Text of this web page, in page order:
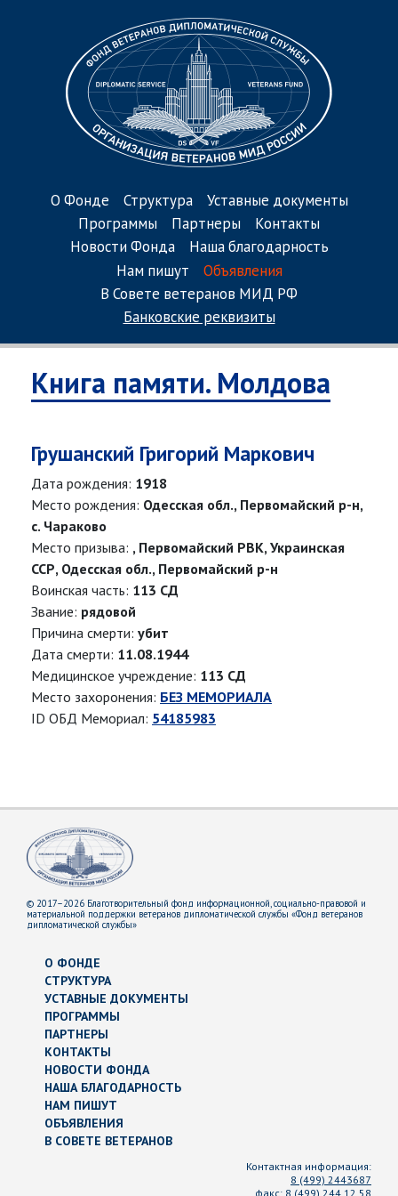
О Фонде Структура
Уставные документы
Программы
Партнеры
Контакты
Новости Фонда
Наша благодарность
Нам пишут
Объявления
В Совете ветеранов МИД РФ
Банковские реквизиты
Книга памяти. Молдова
Грушанский Григорий Маркович
Дата рождения: 1918
Место рождения: Одесская обл., Первомайский р-н,
с. Чараково
Место призыва: , Первомайский РВК, Украинская
ССР, Одесская обл., Первомайский р-н
Воинская часть: 113 СД
Звание: рядовой
Причина смерти: убит
Дата смерти: 11.08.1944
Медицинское учреждение: 113 СД
Место захоронения: БЕЗ МЕМОРИАЛА
ID ОБД Мемориал: 54185983
© 2017–2026 Благотворительный фонд информационной, социально-правовой и
материальной поддержки ветеранов дипломатической службы «Фонд ветеранов
дипломатической службы»
О ФОНДЕ
СТРУКТУРА
УСТАВНЫЕ ДОКУМЕНТЫ
ПРОГРАММЫ
ПАРТНЕРЫ
КОНТАКТЫ
НОВОСТИ ФОНДА
НАША БЛАГОДАРНОСТЬ
НАМ ПИШУТ
ОБЪЯВЛЕНИЯ
В СОВЕТЕ ВЕТЕРАНОВ
Контактная информация:
8 (499) 2443687
факс: 8 (499) 244 12 58